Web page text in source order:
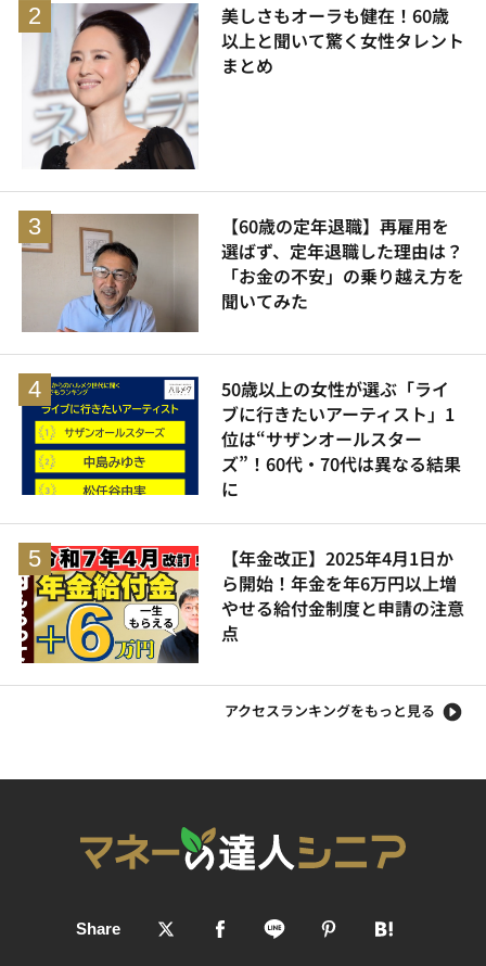
美しさもオーラも健在！60歳
以上と聞いて驚く女性タレント
まとめ
【60歳の定年退職】再雇用を
選ばず、定年退職した理由は？
「お金の不安」の乗り越え方を
聞いてみた
50歳以上の女性が選ぶ「ライ
ブに行きたいアーティスト」1
位は“サザンオールスター
ズ”！60代・70代は異なる結果
に
【年金改正】2025年4月1日か
ら開始！年金を年6万円以上増
やせる給付金制度と申請の注意
点
アクセスランキングをもっと見る